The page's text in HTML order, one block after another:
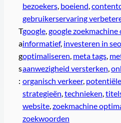
T
a
g
s
:
bezoekers, boeiend,
gebruikerservaring
google, google
informatief, investeren in seo
optimaliseren, meta tags,
aanwezigheid versterken,
organisch verkeer,
strategieën, technieken,
website, zoekmachine
zoekwoorden